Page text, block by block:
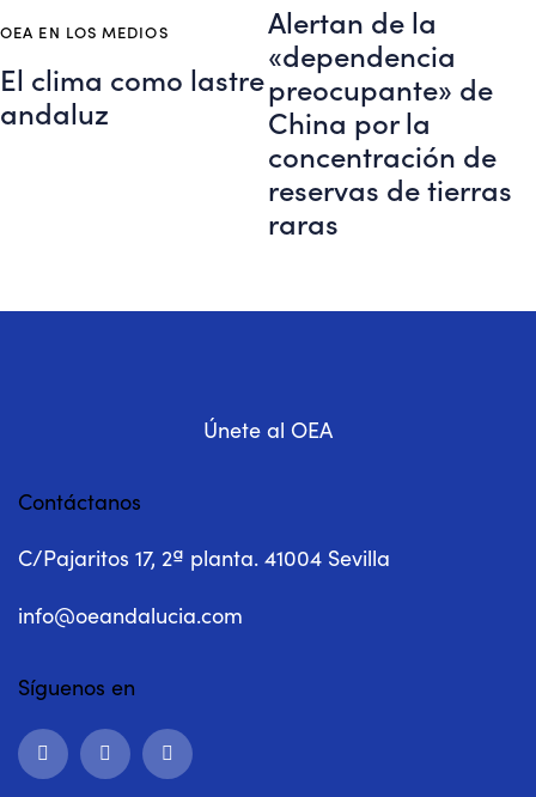
OEA EN LOS MEDIOS
El clima como lastre
andaluz
Alertan de la
«dependencia
preocupante» de
China por la
concentración de
reservas de tierras
raras
Únete al OEA
Contáctanos
C/Pajaritos 17, 2ª planta. 41004 Sevilla
info@oeandalucia.com
Síguenos en